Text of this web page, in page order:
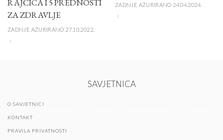
RAJČICA I 5 PREDNOSTI
ZA ZDRAVLJE
ZADNJE AŽURIRANO 27.10.2022.
ZADNJE AŽURIRANO 24.04.2024.
SAVJETNICA
O SAVJETNICI
KONTAKT
PRAVILA PRIVATNOSTI